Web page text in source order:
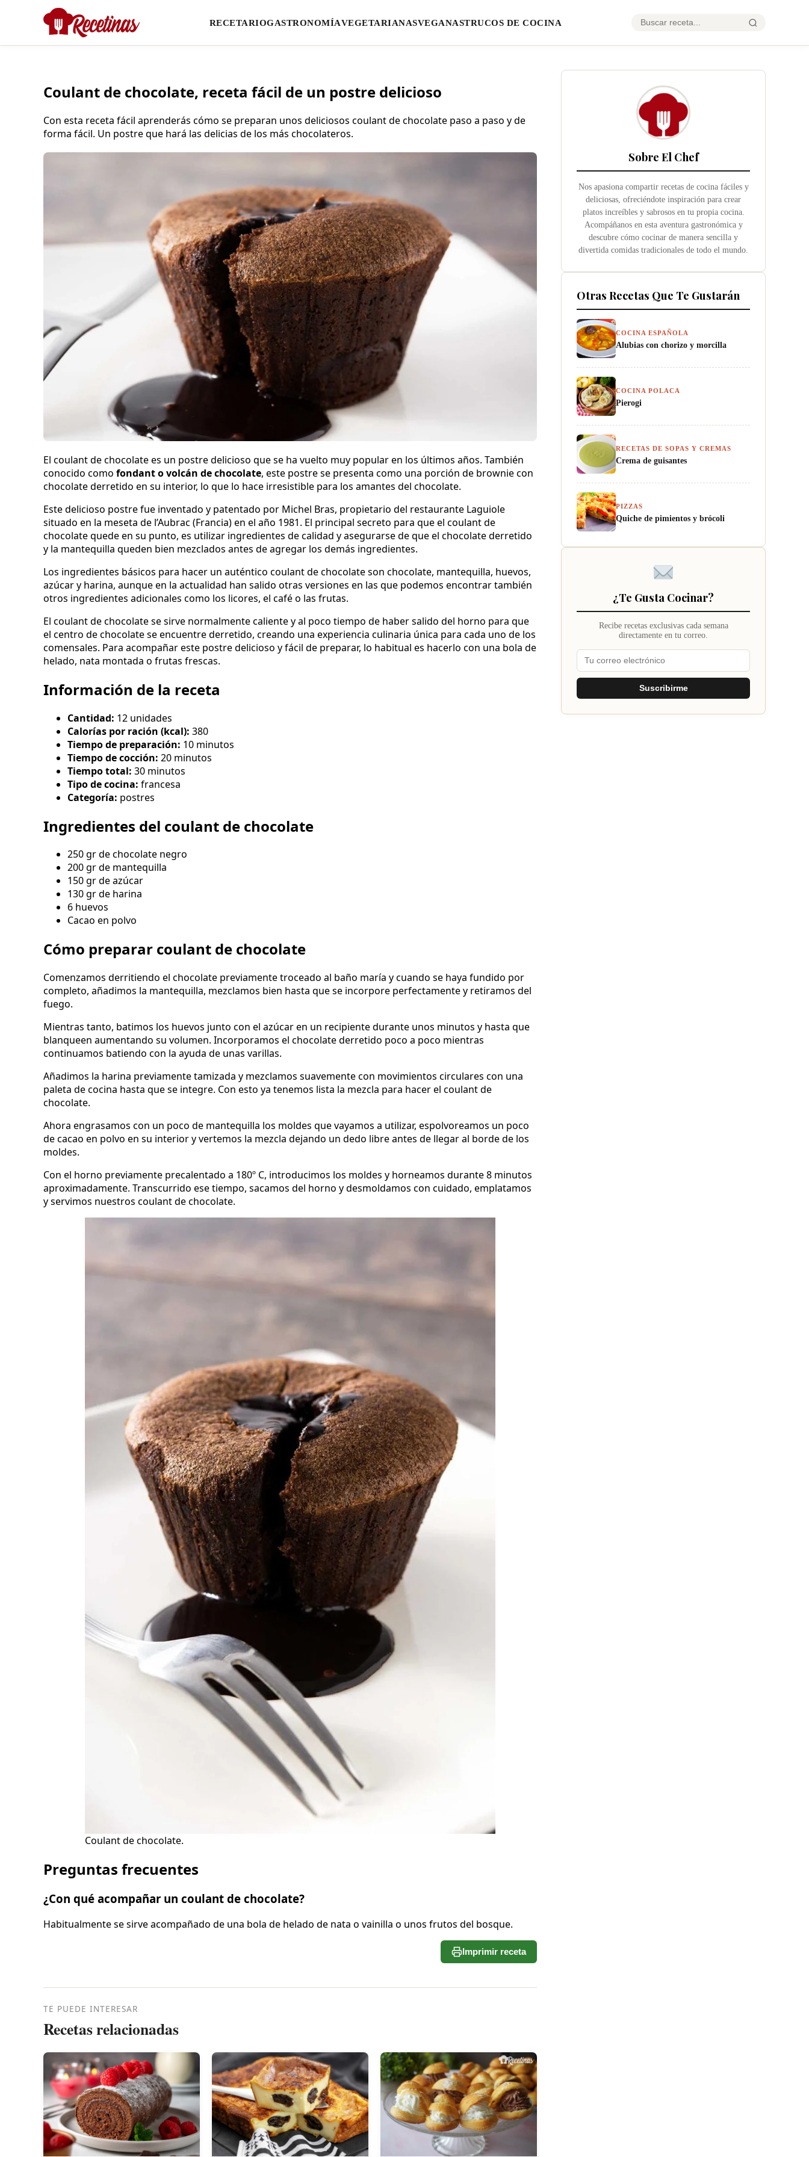
RECETARIOGASTRONOMÍAVEGETARIANASVEGANASTRUCOS DE COCINA
Coulant de chocolate, receta fácil de un postre delicioso
Con esta receta fácil aprenderás cómo se preparan unos deliciosos coulant de chocolate paso a paso y de
forma fácil. Un postre que hará las delicias de los más chocolateros.
El coulant de chocolate es un postre delicioso que se ha vuelto muy popular en los últimos años. También
conocido como fondant o volcán de chocolate, este postre se presenta como una porción de brownie con
chocolate derretido en su interior, lo que lo hace irresistible para los amantes del chocolate.
Este delicioso postre fue inventado y patentado por Michel Bras, propietario del restaurante Laguiole
situado en la meseta de l’Aubrac (Francia) en el año 1981. El principal secreto para que el coulant de
chocolate quede en su punto, es utilizar ingredientes de calidad y asegurarse de que el chocolate derretido
y la mantequilla queden bien mezclados antes de agregar los demás ingredientes.
Los ingredientes básicos para hacer un auténtico coulant de chocolate son chocolate, mantequilla, huevos,
azúcar y harina, aunque en la actualidad han salido otras versiones en las que podemos encontrar también
otros ingredientes adicionales como los licores, el café o las frutas.
El coulant de chocolate se sirve normalmente caliente y al poco tiempo de haber salido del horno para que
el centro de chocolate se encuentre derretido, creando una experiencia culinaria única para cada uno de los
comensales. Para acompañar este postre delicioso y fácil de preparar, lo habitual es hacerlo con una bola de
helado, nata montada o frutas frescas.
Información de la receta
Cantidad: 12 unidades
Calorías por ración (kcal): 380
Tiempo de preparación: 10 minutos
Tiempo de cocción: 20 minutos
Tiempo total: 30 minutos
Tipo de cocina: francesa
Categoría: postres
Ingredientes del coulant de chocolate
250 gr de chocolate negro
200 gr de mantequilla
150 gr de azúcar
130 gr de harina
6 huevos
Cacao en polvo
Cómo preparar coulant de chocolate
Comenzamos derritiendo el chocolate previamente troceado al baño maría y cuando se haya fundido por
completo, añadimos la mantequilla, mezclamos bien hasta que se incorpore perfectamente y retiramos del
fuego.
Mientras tanto, batimos los huevos junto con el azúcar en un recipiente durante unos minutos y hasta que
blanqueen aumentando su volumen. Incorporamos el chocolate derretido poco a poco mientras
continuamos batiendo con la ayuda de unas varillas.
Añadimos la harina previamente tamizada y mezclamos suavemente con movimientos circulares con una
paleta de cocina hasta que se integre. Con esto ya tenemos lista la mezcla para hacer el coulant de
chocolate.
Ahora engrasamos con un poco de mantequilla los moldes que vayamos a utilizar, espolvoreamos un poco
de cacao en polvo en su interior y vertemos la mezcla dejando un dedo libre antes de llegar al borde de los
moldes.
Con el horno previamente precalentado a 180º C, introducimos los moldes y horneamos durante 8 minutos
aproximadamente. Transcurrido ese tiempo, sacamos del horno y desmoldamos con cuidado, emplatamos
y servimos nuestros coulant de chocolate.
Coulant de chocolate.
Preguntas frecuentes
¿Con qué acompañar un coulant de chocolate?
Habitualmente se sirve acompañado de una bola de helado de nata o vainilla o unos frutos del bosque.
Imprimir receta
TE PUEDE INTERESAR
Recetas relacionadas
Sobre El Chef
Nos apasiona compartir recetas de cocina fáciles y
deliciosas, ofreciéndote inspiración para crear
platos increíbles y sabrosos en tu propia cocina.
Acompáñanos en esta aventura gastronómica y
descubre cómo cocinar de manera sencilla y
divertida comidas tradicionales de todo el mundo.
Otras Recetas Que Te Gustarán
COCINA ESPAÑOLA
Alubias con chorizo y morcilla
COCINA POLACA
Pierogi
RECETAS DE SOPAS Y CREMAS
Crema de guisantes
PIZZAS
Quiche de pimientos y brócoli
¿Te Gusta Cocinar?
Recibe recetas exclusivas cada semana
directamente en tu correo.
Suscribirme